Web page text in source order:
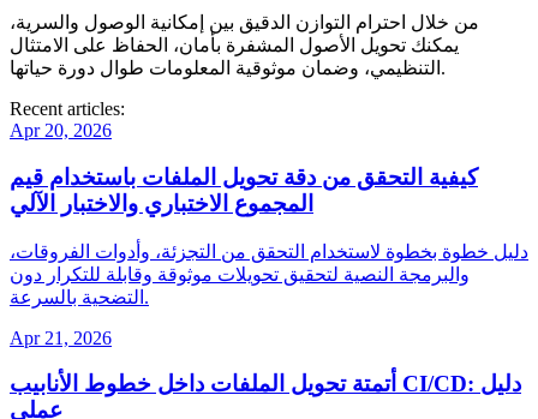
من خلال احترام التوازن الدقيق بين إمكانية الوصول والسرية،
يمكنك تحويل الأصول المشفرة بأمان، الحفاظ على الامتثال
التنظيمي، وضمان موثوقية المعلومات طوال دورة حياتها.
Recent articles:
Apr 20, 2026
كيفية التحقق من دقة تحويل الملفات باستخدام قيم
المجموع الاختباري والاختبار الآلي
دليل خطوة بخطوة لاستخدام التحقق من التجزئة، وأدوات الفروقات،
والبرمجة النصية لتحقيق تحويلات موثوقة وقابلة للتكرار دون
التضحية بالسرعة.
Apr 21, 2026
أتمتة تحويل الملفات داخل خطوط الأنابيب CI/CD: دليل
عملي